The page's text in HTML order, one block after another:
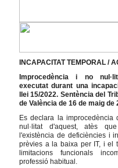
INCAPACITAT TEMPORAL /
Improcedència i no
executat durant una
llei 15/2022. Sentència del
de València de 16 de maig de
Es declara la
nul·litat d'aquest, atès
l'existència de deficiències i
prèvies a la baixa per IT, i el
limitacions funcionals
professió habitual.